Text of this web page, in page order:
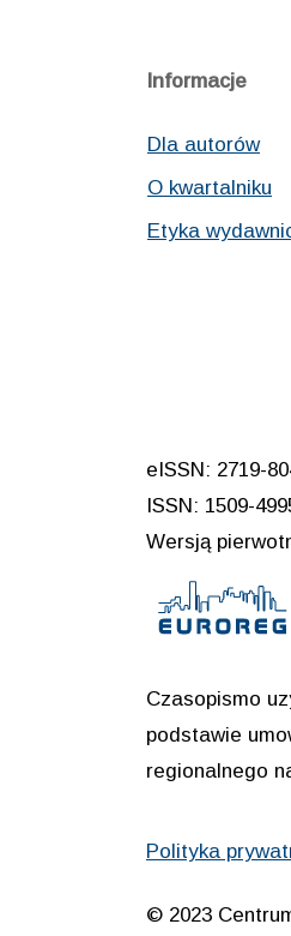
Informacje
Dla autorów
O kwartalniku
Etyka
eISSN: 2719-
ISSN: 1509-
Wersją
Czasopismo
podstawie
regionalnego
Polityka
© 2023